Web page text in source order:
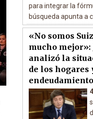
para integrar la
búsqueda apunta a
«No somos
mucho
analizó la
de los hogares